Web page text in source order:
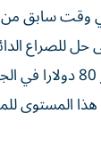
وقت سابق من
حل للصراع
القياسي اخترق حاجز